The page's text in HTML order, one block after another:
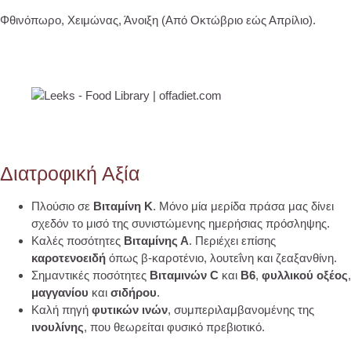
Φθινόπωρο, Χειμώνας, Άνοιξη (Από Οκτώβριο εώς Απρίλιο).
Διατροφική Αξία
Πλούσιο σε Βιταμίνη Κ. Μόνο μία μερίδα πράσα μας δίνει
σχεδόν το μισό της συνιστώμενης ημερήσιας πρόσληψης.
Καλές ποσότητες Βιταμίνης Α. Περιέχει επίσης
καροτενοειδή όπως β-καροτένιο, λουτεΐνη και ζεαξανθίνη.
Σημαντικές ποσότητες Βιταμινών C και B6, φυλλικού οξέος,
μαγγανίου και σιδήρου.
Καλή πηγή φυτικών ινών, συμπεριλαμβανομένης της
ινουλίνης, που θεωρείται φυσικό πρεβιοτικό.